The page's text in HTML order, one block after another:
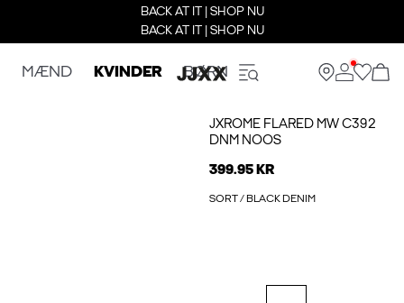
BACK AT IT | SHOP NU
BACK AT IT | SHOP NU
MÆND KVINDER BØRN
JXROME FLARED MW C392
DNM NOOS
399.95 KR
SORT / BLACK DENIM